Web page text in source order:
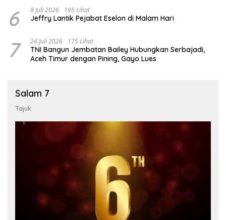
6 8 Juli 2026 195 Lihat
Jeffry Lantik Pejabat Eselon di Malam Hari
7 24 Juli 2026 175 Lihat
TNI Bangun Jembatan Bailey Hubungkan Serbajadi,
Aceh Timur dengan Pining, Gayo Lues
Salam 7
Tajuk